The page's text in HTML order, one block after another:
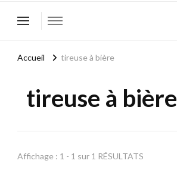
Accueil tireuse à bière
tireuse à bière
Affichage : 1 - 1 sur 1 RÉSULTATS